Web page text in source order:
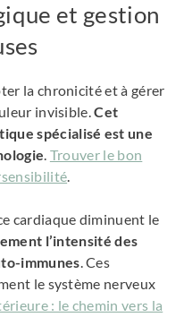
et gestion
la chronicité et à gérer
invisible.Cet
spécialisé est une
. Trouver le bon
.
cardiaque diminuent le
l’intensité des
immunes. Ces
le système nerveux
: le chemin vers la